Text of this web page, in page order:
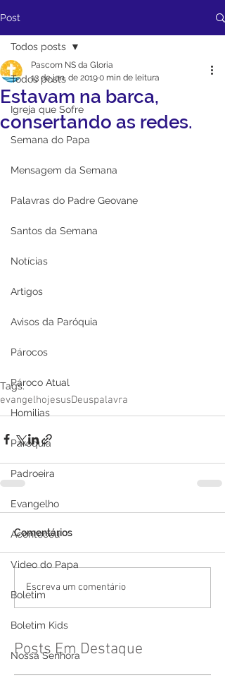
Post
Todos posts
Igreja que Sofre
Semana do Papa
Mensagem da Semana
Palavras do Padre Geovane
Santos da Semana
Notícias
Artigos
Avisos da Paróquia
Párocos
Pároco Atual
Homilias
Paróquia
Padroeira
Evangelho
Aconteceu
Video do Papa
Boletim
Boletim Kids
Nossa Senhora
Todos posts
Estavam na barca,
consertando as redes.
Pascom NS da Gloria
13 de jan. de 20190 min de leitura
Tags:
evangelhojesusDeuspalavra
Comentários
Escreva um comentário
Posts Em Destaque